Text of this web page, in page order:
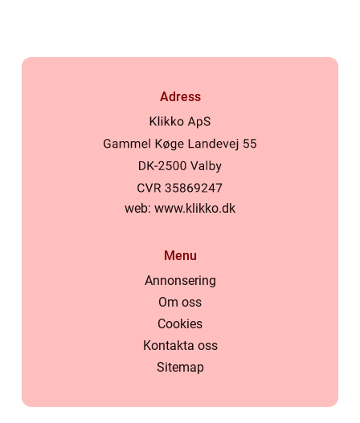
Adress
web: www.klikko.dk
Menu
Annonsering
Om oss
Cookies
Kontakta oss
Sitemap